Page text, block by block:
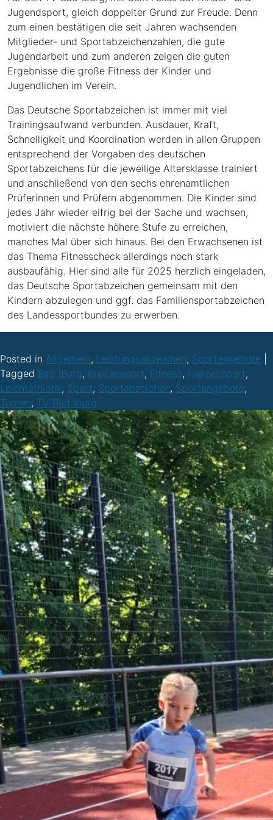
Jugendsport, gleich doppelter Grund zur Freude. Denn
zum einen bestätigen die seit Jahren wachsenden
Mitglieder- und Sportabzeichenzahlen, die gute
Jugendarbeit und zum anderen zeigen die guten
Ergebnisse die große Fitness der Kinder und
Jugendlichen im Verein.
Das Deutsche Sportabzeichen ist immer mit viel
Trainingsaufwand verbunden. Ausdauer, Kraft,
Schnelligkeit und Koordination werden in allen Gruppen
entsprechend der Vorgaben des deutschen
Sportabzeichens für die jeweilige Altersklasse trainiert
und anschließend von den sechs ehrenamtlichen
Prüferinnen und Prüfern abgenommen. Die Kinder sind
jedes Jahr wieder eifrig bei der Sache und wachsen,
motiviert die nächste höhere Stufe zu erreichen,
manches Mal über sich hinaus. Bei den Erwachsenen ist
das Thema Fitnesscheck allerdings noch stark
ausbaufähig. Hier sind alle für 2025 herzlich eingeladen,
das Deutsche Sportabzeichen gemeinsam mit den
Kindern abzulegen und ggf. das Familiensportabzeichen
des Landessportbundes zu erwerben.
Posted in Allgemein, Leistungsabzeichen, Sportangebote
Tagged Bad IBurg, Breitensport, Fitness, Freizeitsport,
Leichtathletik, Sport, Sportabzeichen, Sportangebote,
Turnen, TV Bad Iburg